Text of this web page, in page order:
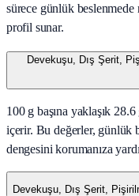
sürece günlük
profil sunar.
Devekuşu, Dış Şerit,
100 g başına yaklaşık
içerir. Bu değerler, günlük
dengesini korumanıza
Devekuşu, Dış Şerit,